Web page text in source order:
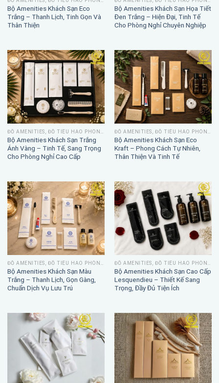
Bộ Amenities Khách Sạn Eco
Trắng – Thanh Lịch, Tinh Gọn Và
Thân Thiện
Bộ Amenities Khách Sạn Họa Tiết
Đen Trắng – Hiện Đại, Tinh Tế
Cho Phòng Nghỉ Chuyên Nghiệp
Bộ Amenities Khách Sạn Trắng
Ánh Vàng – Tinh Tế, Sang Trọng
Cho Phòng Nghỉ Cao Cấp
Bộ Amenities Khách Sạn Eco
Kraft – Phong Cách Tự Nhiên,
Thân Thiện Và Tinh Tế
Bộ Amenities Khách Sạn Màu
Trắng – Thanh Lịch, Gọn Gàng,
Chuẩn Dịch Vụ Lưu Trú
Bộ Amenities Khách Sạn Cao Cấp
Lesquendieu – Thiết Kế Sang
Trọng, Đầy Đủ Tiện Ích